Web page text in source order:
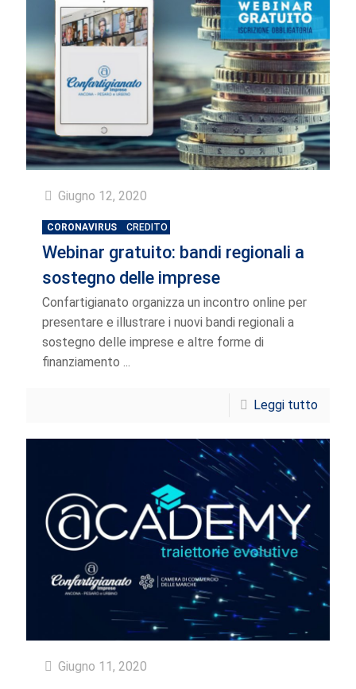
Giugno 12, 2020
CORONAVIRUS CREDITO
Webinar gratuito: bandi regionali a
sostegno delle imprese
Confartigianato organizza un incontro online per
presentare e illustrare i nuovi bandi regionali a
sostegno delle imprese e altre forme di
finanziamento ...
Leggi tutto
Giugno 11, 2020